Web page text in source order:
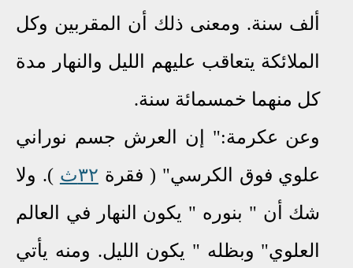
ألف سنة. ومعنى ذلك أن المقربين وكل
الملائكة يتعاقب عليهم الليل والنهار مدة
كل منهما خمسمائة سنة.
وعن عكرمة:" إن العرش جسم نوراني
علوي فوق الكرسي" ( فقرة ٣٢ث
). ولا
شك أن " بنوره " يكون النهار في العالم
العلوي" وبظله " يكون الليل. ومنه يأتي